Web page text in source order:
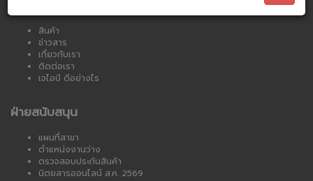
สินค้า
ข่าวสาร
เกี่ยวกับเรา
ติดต่อเรา
เจไอบี ดีอย่างไร
ฝ่ายสนับสนุน
แผนที่สาขา
ตำแหน่งงานว่าง
ตรวจสอบประกันสินค้า
นิตยสารออนไลน์ ส.ค. 2569